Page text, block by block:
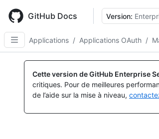
main
content
GitHub Docs Version:
Applications / Applications OAuth /
Cette version de GitHub Enterprise
critiques. Pour de meilleures
de l’aide sur la mise à niveau,